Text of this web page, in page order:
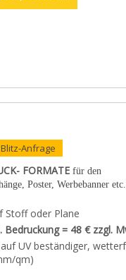
Blitz-Anfrage
FORMATE für den
Poster, Werbebanner
Stoff oder Plane
Bedruckung = 48 € zzgl.
UV beständiger,
qm)